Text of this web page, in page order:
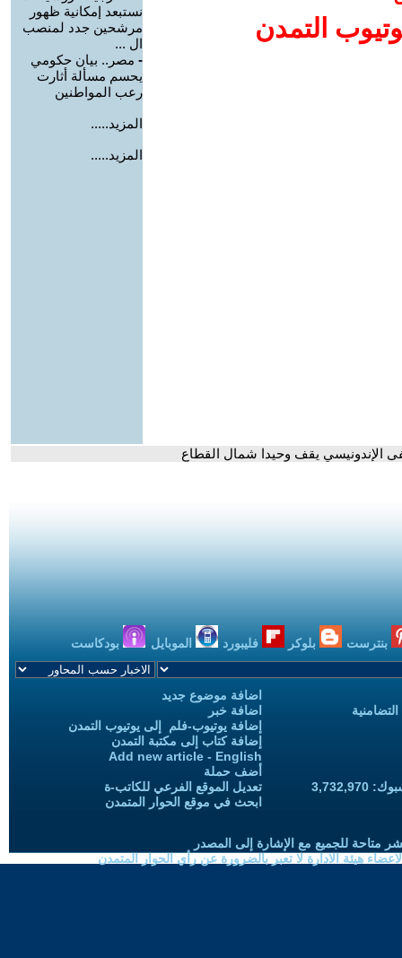
التمدن
نستبعد إمكانية ظهور
مرشحين جدد لمنصب
ال ...
- مصر.. بيان حكومي
يحسم مسألة أثارت
رعب المواطنين
المزيد.....
المزيد.....
الإندونيسي يقف وحيدا شمال القطاع
بنترست بلوكر فليبورد الموبايل بودكاست
اضافة موضوع جديد
اضافة خبر
إضافة يوتيوب-فلم إلى يوتيوب التمدن
إضافة كتاب إلى مكتبة التمدن
Add new article - English
أضف حملة
تعديل الموقع الفرعي للكاتب-ة
ابحث في موقع الحوار المتمدن
متاحة للجميع مع الإشارة إلى المصدر
هيئة الادارة لا تعبر بالضرورة عن رأي الحوار المتمدن